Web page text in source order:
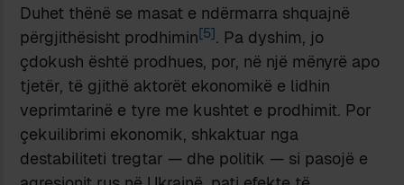
Duhet thënë se masat e ndërmarra shquajnë
përgjithësisht prodhimin[5]. Pa dyshim, jo
çdokush është prodhues, por, në një mënyrë apo
tjetër, të gjithë aktorët ekonomikë e lidhin
veprimtarinë e tyre me kushtet e prodhimit. Por
çekuilibrimi ekonomik, shkaktuar nga
destabiliteti tregtar — dhe politik — si pasojë e